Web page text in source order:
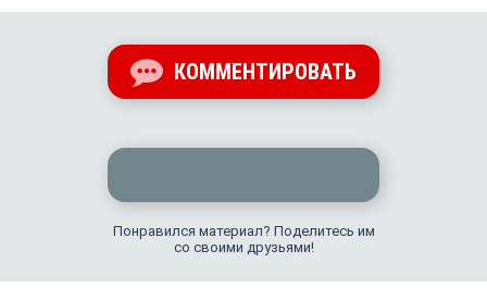
КОММЕНТИРОВАТЬ
Понравился материал? Поделитесь им
со своими друзьями!